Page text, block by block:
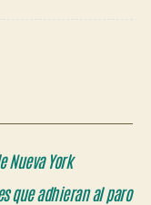
York
que adhieran al paro